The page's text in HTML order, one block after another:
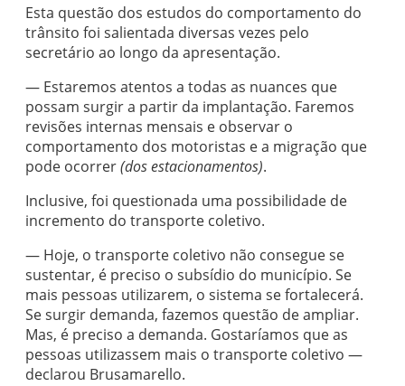
Esta questão dos estudos do comportamento do
trânsito foi salientada diversas vezes pelo
secretário ao longo da apresentação.
— Estaremos atentos a todas as nuances que
possam surgir a partir da implantação. Faremos
revisões internas mensais e observar o
comportamento dos motoristas e a migração que
pode ocorrer(dos estacionamentos).
Inclusive, foi questionada uma possibilidade de
incremento do transporte coletivo.
— Hoje, o transporte coletivo não consegue se
sustentar, é preciso o subsídio do município. Se
mais pessoas utilizarem, o sistema se fortalecerá.
Se surgir demanda, fazemos questão de ampliar.
Mas, é preciso a demanda. Gostaríamos que as
pessoas utilizassem mais o transporte coletivo —
declarou Brusamarello.